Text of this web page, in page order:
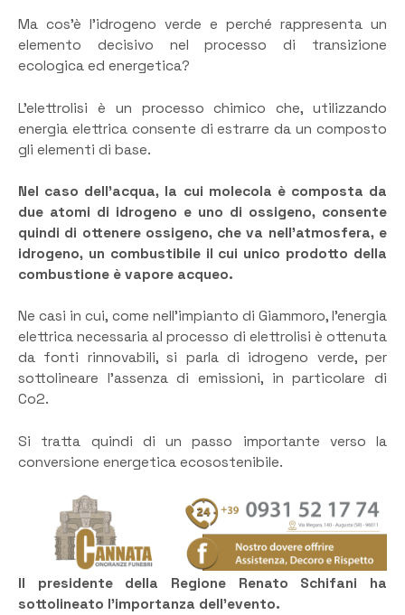
Ma cos’è l’idrogeno verde e perché rappresenta un
elemento decisivo nel processo di transizione
ecologica ed energetica?
L’elettrolisi è un processo chimico che, utilizzando
energia elettrica consente di estrarre da un composto
gli elementi di base.
Nel caso dell’acqua, la cui molecola è composta da
due atomi di idrogeno e uno di ossigeno, consente
quindi di ottenere ossigeno, che va nell’atmosfera, e
idrogeno, un combustibile il cui unico prodotto della
combustione è vapore acqueo.
Ne casi in cui, come nell’impianto di Giammoro, l’energia
elettrica necessaria al processo di elettrolisi è ottenuta
da fonti rinnovabili, si parla di idrogeno verde, per
sottolineare l’assenza di emissioni, in particolare di
Co2.
Si tratta quindi di un passo importante verso la
conversione energetica ecosostenibile.
Il presidente della Regione Renato Schifani ha
sottolineato l’importanza dell’evento.